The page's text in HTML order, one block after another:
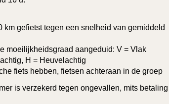
km gefietst tegen een snelheid van gemiddeld
moeilijkheidsgraad aangeduid: V = Vlak
H = Heuvelachtig
fiets hebben, fietsen achteraan in de groep
is verzekerd tegen ongevallen, mits betaling